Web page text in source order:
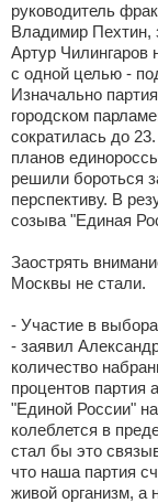
руководитель
Владимир Пехтин,
Артур Чилингаров
с одной целью -
Изначально
городском
сократилась до
планов
решили бороться
перспективу. В
созыва "Единая
Заострять
Москвы не стали.
- Участие в
- заявил
количество
процентов партия
"Единой России"
колеблется в
стал бы это
что наша партия
живой организм, а